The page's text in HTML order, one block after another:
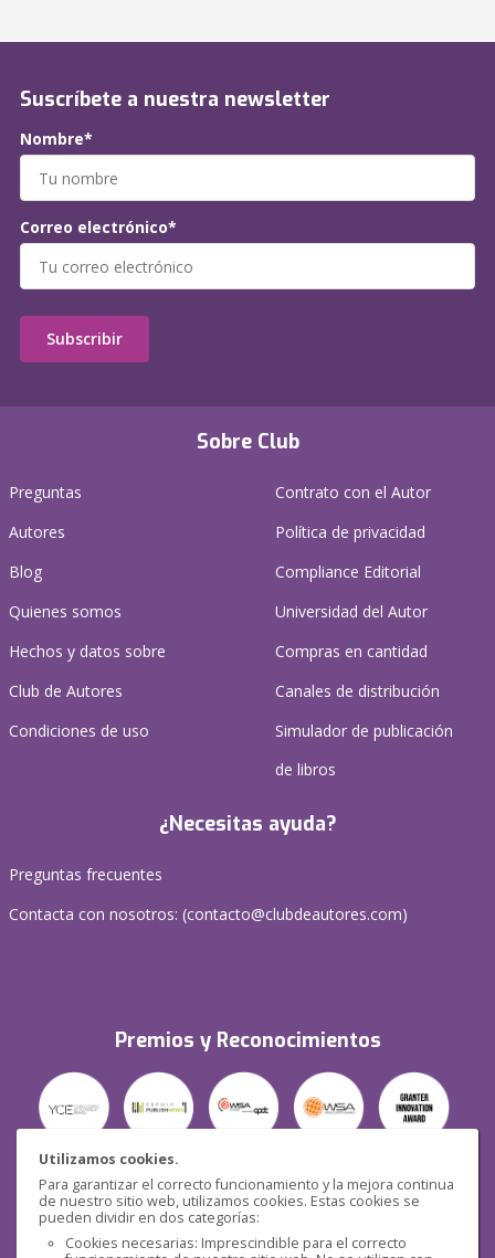
Utilizamos cookies.
Para garantizar el correcto funcionamiento y la mejora continua
de nuestro sitio web, utilizamos cookies. Estas cookies se
pueden dividir en dos categorías:
Cookies necesarias: Imprescindible para el correcto
Sobre Club
Preguntas
Autores
Blog
Quienes somos
Hechos y datos sobre
Club de Autores
Condiciones de uso
Contrato con el Autor
Política de privacidad
Compliance Editorial
Universidad del Autor
Compras en cantidad
Canales de distribución
Simulador de publicación
de libros
¿Necesitas ayuda?
Preguntas frecuentes
Contacta con nosotros: (contacto@clubdeautores.com)
Premios y Reconocimientos
Seguridad
Suscríbete a nuestra newsletter
Nombre*
Correo electrónico*
Subscribir